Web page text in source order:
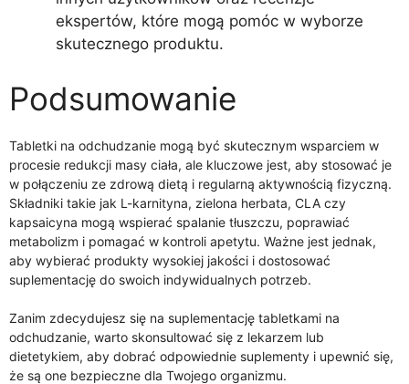
ekspertów, które mogą pomóc w wyborze
skutecznego produktu.
Podsumowanie
Tabletki na odchudzanie mogą być skutecznym wsparciem w
procesie redukcji masy ciała, ale kluczowe jest, aby stosować je
w połączeniu ze zdrową dietą i regularną aktywnością fizyczną.
Składniki takie jak L-karnityna, zielona herbata, CLA czy
kapsaicyna mogą wspierać spalanie tłuszczu, poprawiać
metabolizm i pomagać w kontroli apetytu. Ważne jest jednak,
aby wybierać produkty wysokiej jakości i dostosować
suplementację do swoich indywidualnych potrzeb.
Zanim zdecydujesz się na suplementację tabletkami na
odchudzanie, warto skonsultować się z lekarzem lub
dietetykiem, aby dobrać odpowiednie suplementy i upewnić się,
że są one bezpieczne dla Twojego organizmu.